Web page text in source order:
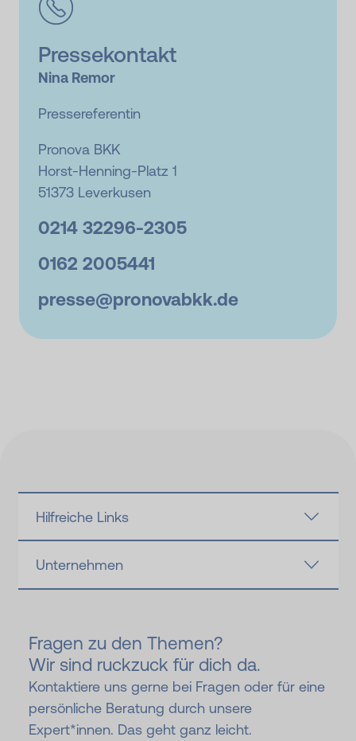
Pressekontakt
Nina Remor
Pressereferentin
Pronova BKK
Horst-Henning-Platz 1
51373 Leverkusen
0214 32296-2305
0162 2005441
presse@pronovabkk.de
Hilfreiche Links
Unternehmen
Fragen zu den Themen?
Wir sind ruckzuck für dich da.
Kontaktiere uns gerne bei Fragen oder für eine
persönliche Beratung durch unsere
Expert*innen. Das geht ganz leicht.